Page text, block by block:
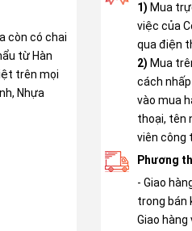
còn có chai
từ Hàn
trên mọi
Nhựa
1) Mua
việc của
qua điện
2) Mua
cách
vào mua
thoại, tên
viên công
Phương
- Giao
trong bán
Giao